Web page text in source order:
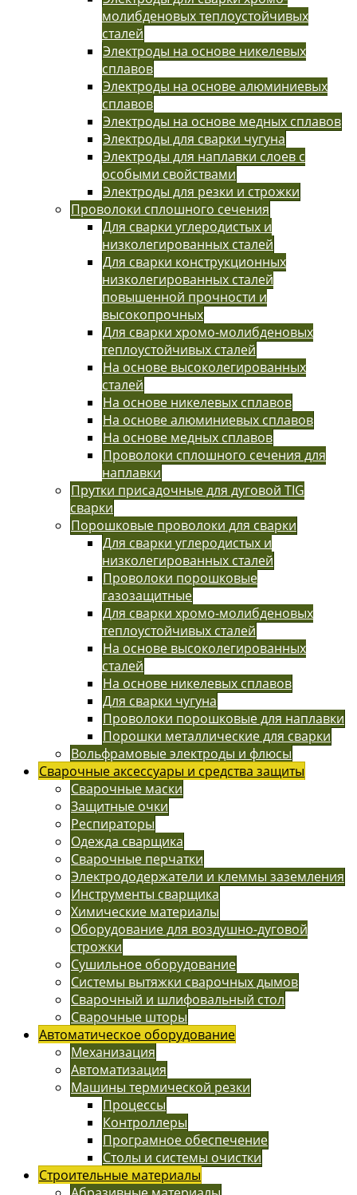
молибденовых теплоустойчивых
сталей
Электроды на основе никелевых
сплавов
Электроды на основе алюминиевых
сплавов
Электроды на основе медных сплавов
Электроды для сварки чугуна
Электроды для наплавки слоев с
особыми свойствами
Электроды для резки и строжки
Проволоки сплошного сечения
Для сварки углеродистых и
низколегированных сталей
Для сварки конструкционных
низколегированных сталей
повышенной прочности и
высокопрочных
Для сварки хромо-молибденовых
теплоустойчивых сталей
На основе высоколегированных
сталей
На основе никелевых сплавов
На основе алюминиевых сплавов
На основе медных сплавов
Проволоки сплошного сечения для
наплавки
Прутки присадочные для дуговой TIG
сварки
Порошковые проволоки для сварки
Для сварки углеродистых и
низколегированных сталей
Проволоки порошковые
газозащитные
Для сварки хромо-молибденовых
теплоустойчивых сталей
На основе высоколегированных
сталей
На основе никелевых сплавов
Для сварки чугуна
Проволоки порошковые для наплавки
Порошки металлические для сварки
Вольфрамовые электроды и флюсы
Сварочные аксессуары и средства защиты
Сварочные маски
Защитные очки
Респираторы
Одежда сварщика
Сварочные перчатки
Электрододержатели и клеммы заземления
Инструменты сварщика
Химические материалы
Оборудование для воздушно-дуговой
строжки
Сушильное оборудование
Системы вытяжки сварочных дымов
Сварочный и шлифовальный стол
Сварочные шторы
Автоматическое оборудование
Механизация
Автоматизация
Машины термической резки
Процессы
Контроллеры
Програмное обеспечение
Столы и системы очистки
Строительные материалы